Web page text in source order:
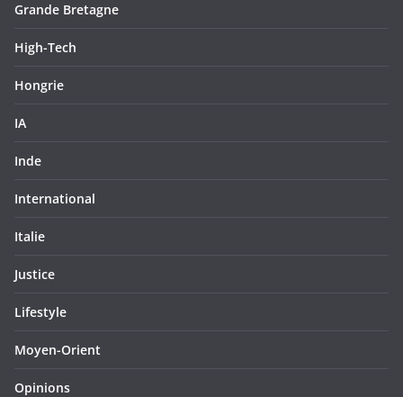
Grande Bretagne
High-Tech
Hongrie
IA
Inde
International
Italie
Justice
Lifestyle
Moyen-Orient
Opinions